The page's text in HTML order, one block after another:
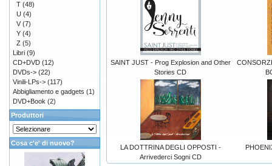
SAINT JUST - Prog Explosion and Other
Stories CD
LA DOTTRINA DEGLI OPPOSTI -
Arrivederci Sogni CD
T (48)
U (4)
V (7)
Y (4)
Z (5)
Libri (9)
CD+DVD (12)
DVDs-> (22)
Vinili-LPs-> (117)
Abbigliamento e gadgets (1)
DVD+Book (2)
Produttori
Cosa c'e' di nuovo?